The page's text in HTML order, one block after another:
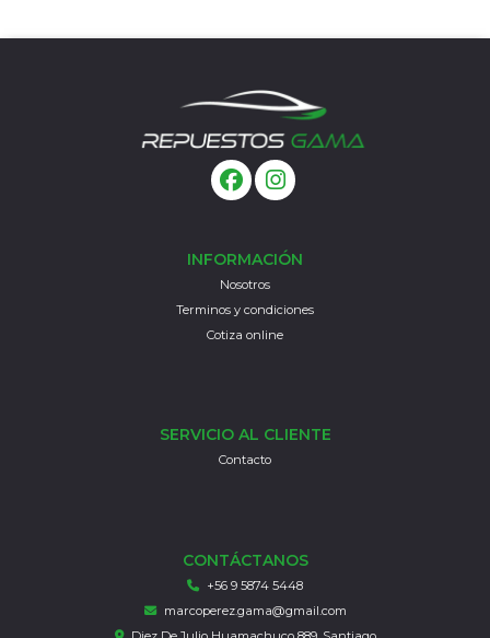
INFORMACIÓN
Nosotros
Terminos y condiciones
Cotiza online
SERVICIO AL CLIENTE
Contacto
CONTÁCTANOS
+56 9 5874 5448
marcoperez.gama@gmail.com